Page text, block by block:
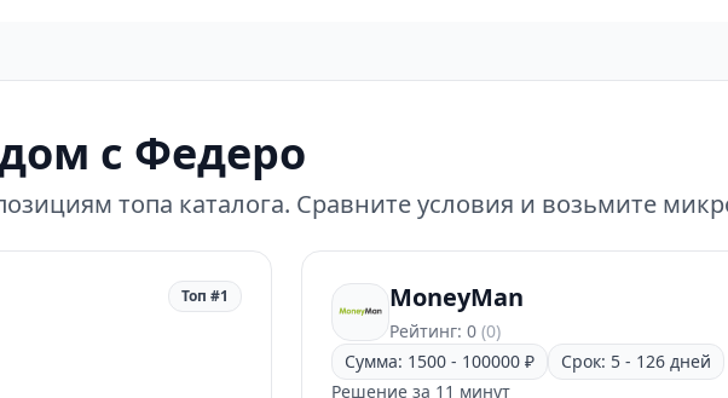
с Федеро
топа каталога. Сравните условия и возьмите
Топ #1 MoneyMan
Рейтинг: 0 (0)
Сумма: 1500 - 100000 ₽
Срок: 5 - 126 дней
Решение за 11 минут